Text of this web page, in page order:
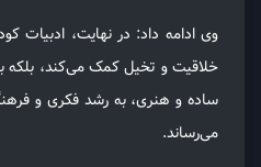
وی ادامه داد: در نهایت، ادبیات
خلاقیت و تخیل کمک می‌کند، بلکه
ساده و هنری، به رشد فکری و
می‌رساند.